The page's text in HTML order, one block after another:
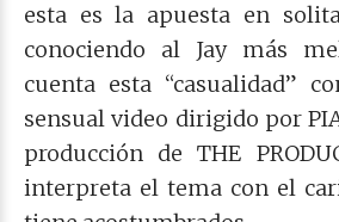
esta es la apuesta en
conociendo al Jay más
cuenta esta “casualidad”
sensual video dirigido por
producción de THE
interpreta el tema con el